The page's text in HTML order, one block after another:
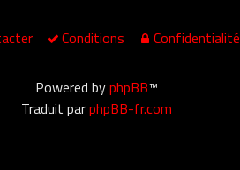
Confidentialité
Conditions
Powered byphpBB™
Traduit parphpBB-fr.com